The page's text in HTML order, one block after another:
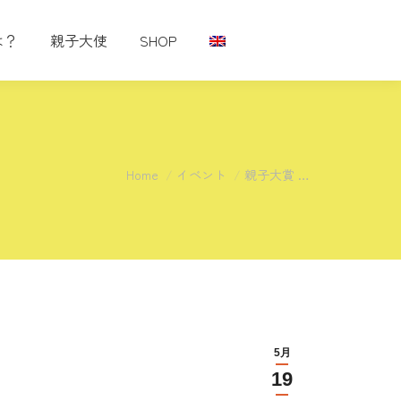
親子大使 SHOP
You are here:
Home イベント 親子大賞 …
5月
19